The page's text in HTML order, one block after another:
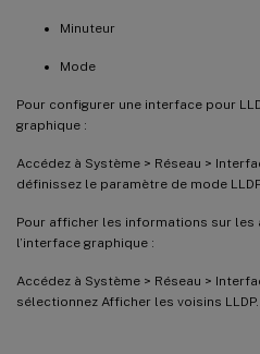
Minuteur
Mode
Pour configurer une interface pour
graphique :
Accédez à Système > Réseau >
définissez le paramètre de mode
Pour afficher les informations sur les
l’interface graphique :
Accédez à Système > Réseau >
sélectionnez Afficher les voisins LLDP.